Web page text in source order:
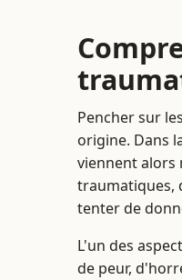
Pencher sur
origine. Dans
viennent alors
traumatiques,
tenter de
L'un des
de peur,